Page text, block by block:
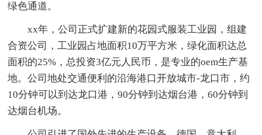
绿色通道。
xx年，公司正式扩建新的花园式服装工业园，组建
合资公司，工业园占地面积10万平方米，绿化面积达总
面积的25%，总投资3亿元人民币，是专业的oem生产基
地。公司地处交通便利的沿海港口开放城市-龙口市，约
10分钟可以到达龙口港，90分钟到达烟台港，60分钟到
达烟台机场。